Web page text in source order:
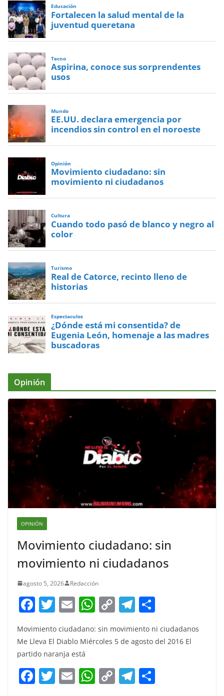
Educación
Fortalecen la salud mental de la
juventud queretana
Tecno
Aspirina, conoce sus sorprendentes
usos
Mundo
EE.UU. declara emergencia por
incendios sin control en el noroeste
Opinión
Movimiento ciudadano: sin
movimiento ni ciudadanos
Cultura
Cuando todo pasó de blanco y negro al
color
Turismo
Real de Catorce, recinto lleno de
historias
Espectaculos
¿Dónde está mi consentida? de
Eugenia León, homenaje a las madres
buscadoras
Opinión
OPINIÓN
Movimiento ciudadano: sin
movimiento ni ciudadanos
agosto 5, 2026 Redacción
F
a
c
e
b
o
T
w
itt
er
E
m
ai
l
W
h
at
A
p
C
p
Li
n
T
e
gr
a
m
h
ar
Movimiento ciudadano: sin movimiento ni ciudadanos
Me Lleva El Diablo Miércoles 5 de agosto del 2016 El
partido naranja está
F T E W C T